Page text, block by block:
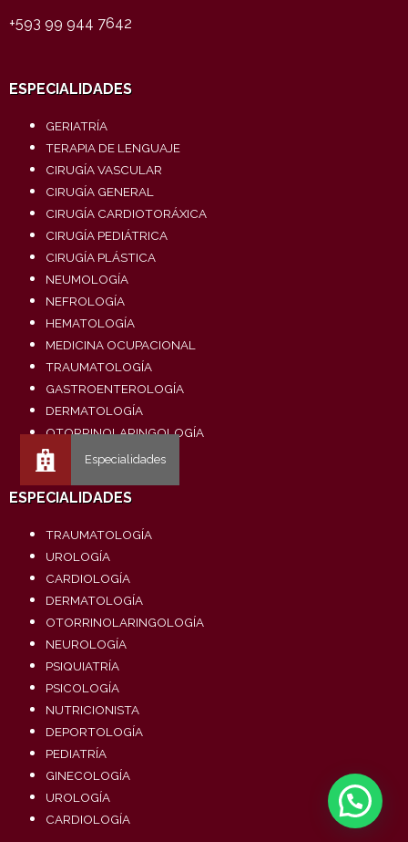
+593 99 944 7642
ESPECIALIDADES
GERIATRÍA
TERAPIA DE LENGUAJE
CIRUGÍA VASCULAR
CIRUGÍA GENERAL
CIRUGÍA CARDIOTORÁXICA
CIRUGÍA PEDIÁTRICA
CIRUGÍA PLÁSTICA
NEUMOLOGÍA
NEFROLOGÍA
HEMATOLOGÍA
MEDICINA OCUPACIONAL
TRAUMATOLOGÍA
GASTROENTEROLOGÍA
DERMATOLOGÍA
OTORRINOLARINGOLOGÍA
ESPECIALIDADES
TRAUMATOLOGÍA
UROLOGÍA
CARDIOLOGÍA
DERMATOLOGÍA
OTORRINOLARINGOLOGÍA
NEUROLOGÍA
PSIQUIATRÍA
PSICOLOGÍA
NUTRICIONISTA
DEPORTOLOGÍA
PEDIATRÍA
GINECOLOGÍA
UROLOGÍA
CARDIOLOGÍA